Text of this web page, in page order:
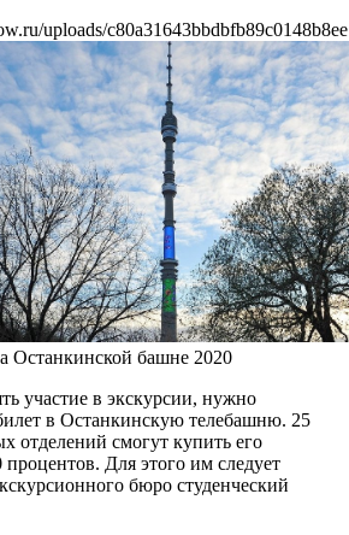
uploads/
Останкинской башне 2020
участие в экскурсии, нужно
в Останкинскую телебашню. 25
отделений смогут купить его
Для этого им следует
бюро студенческий